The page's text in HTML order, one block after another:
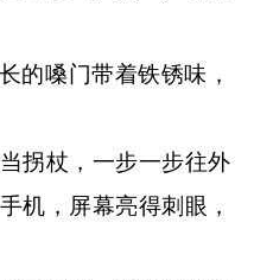
嗓门带着铁锈味，
杖，一步一步往外
机，屏幕亮得刺眼，